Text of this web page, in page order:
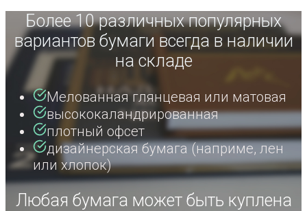
Более 10 различных популярных
вариантов бумаги всегда в наличии
на складе
Мелованная глянцевая или матовая
высококаландрированная
плотный офсет
дизайнерская бумага (наприме, лен
или хлопок)
Любая бумага может быть куплена